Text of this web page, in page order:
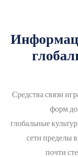
Средства связи
форм
глобальные
сети пределы
почти